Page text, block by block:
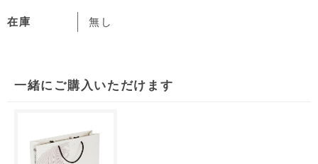
在庫 無し
一緒にご購入いただけます